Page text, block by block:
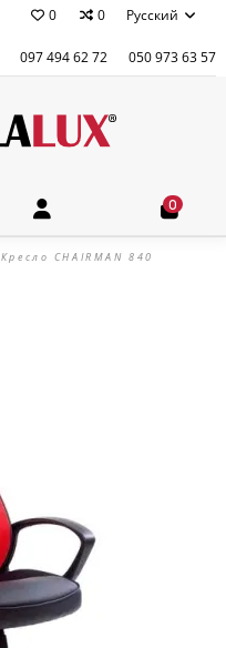
0 0 Русский
097 494 62 72 050 973 63 57
0
Кресло CHAIRMAN 840